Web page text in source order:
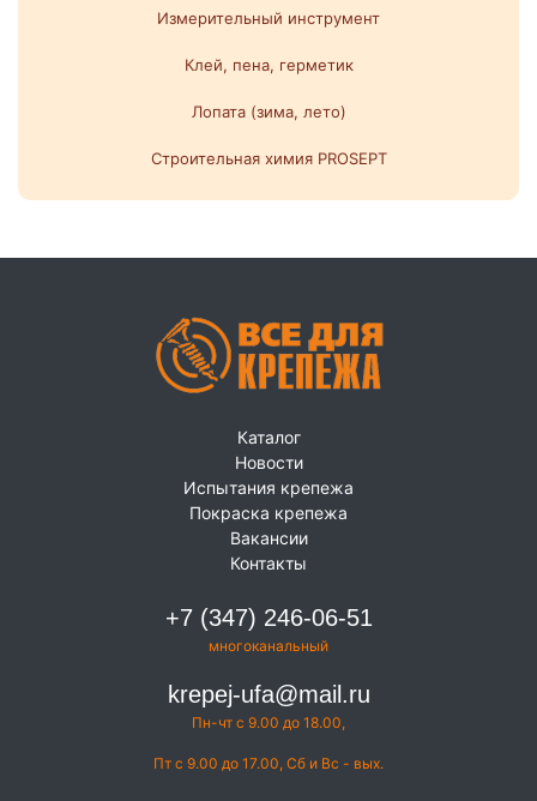
Измерительный инструмент
Клей, пена, герметик
Лопата (зима, лето)
Строительная химия PROSEPT
Каталог
Новости
Испытания крепежа
Покраска крепежа
Вакансии
Контакты
+7 (347) 246-06-51
многоканальный
krepej-ufa@mail.ru
Пн-чт с 9.00 до 18.00,
Пт с 9.00 до 17.00, Сб и Вс - вых.